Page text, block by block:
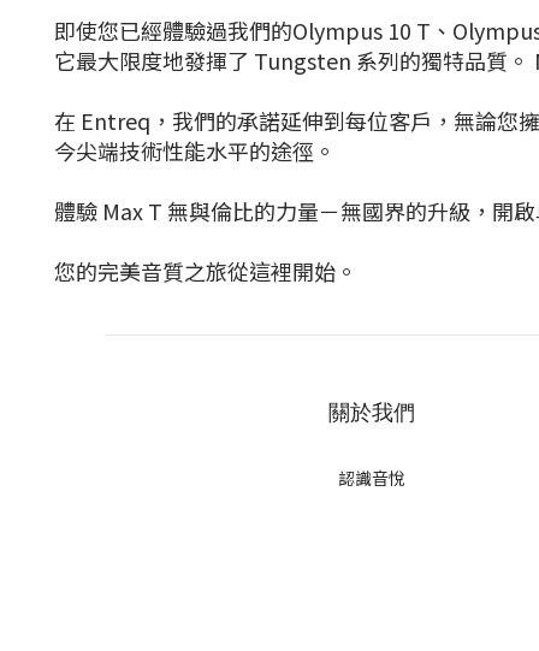
即使您已經體驗過我們的Olympus 10 T、
它最大限度地發揮了 Tungsten 系列的獨特品質
在 Entreq，我們的承諾延伸到每位客戶，無論您
今尖端技術性能水平的途徑。
體驗 Max T 無與倫比的力量－無國界的升級，開
您的完美音質之旅從這裡開始。
關於我們
認識音悅